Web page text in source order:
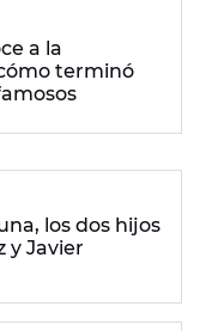
a la
terminó
los dos hijos
y Javier